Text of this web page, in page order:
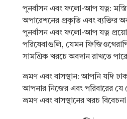
পুনর্বাসন এবং ফলো-আপ যত্ন:
অপারেশনের প্রকৃতি এবং ব্যক্তির
পুনর্বাসন এবং ফলো-আপ যত্ন
পরিষেবাগুলি, যেমন
সামগ্রিক খরচে অবদান রাখতে
ভ্রমণ এবং বাসস্থান: আপনি যদি
আপনার নিজের এবং পরিবারের
ভ্রমণ এবং বাসস্থানের খরচ